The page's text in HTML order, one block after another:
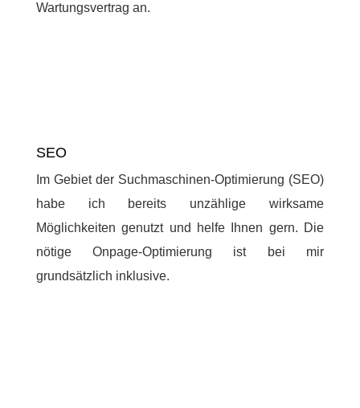
Wartungsvertrag an.
SEO
Im Gebiet der Suchmaschinen-Optimierung (SEO)
habe ich bereits unzählige wirksame
Möglichkeiten genutzt und helfe Ihnen gern. Die
nötige Onpage-Optimierung ist bei mir
grundsätzlich inklusive.